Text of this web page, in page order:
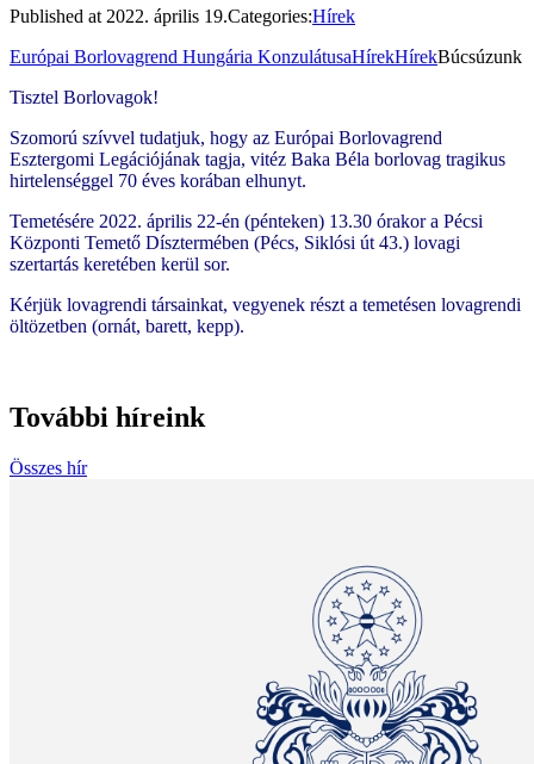
Published at 2022. április 19.Categories:Hírek
Európai Borlovagrend Hungária KonzulátusaHírekHírekBúcsúzunk
Tisztel Borlovagok!
Szomorú szívvel tudatjuk, hogy az Európai Borlovagrend
Esztergomi Legációjának tagja, vitéz Baka Béla borlovag tragikus
hirtelenséggel 70 éves korában elhunyt.
Temetésére 2022. április 22-én (pénteken) 13.30 órakor a Pécsi
Központi Temető Dísztermében (Pécs, Siklósi út 43.) lovagi
szertartás keretében kerül sor.
Kérjük lovagrendi társainkat, vegyenek részt a temetésen lovagrendi
öltözetben (ornát, barett, kepp).
További híreink
Összes hír